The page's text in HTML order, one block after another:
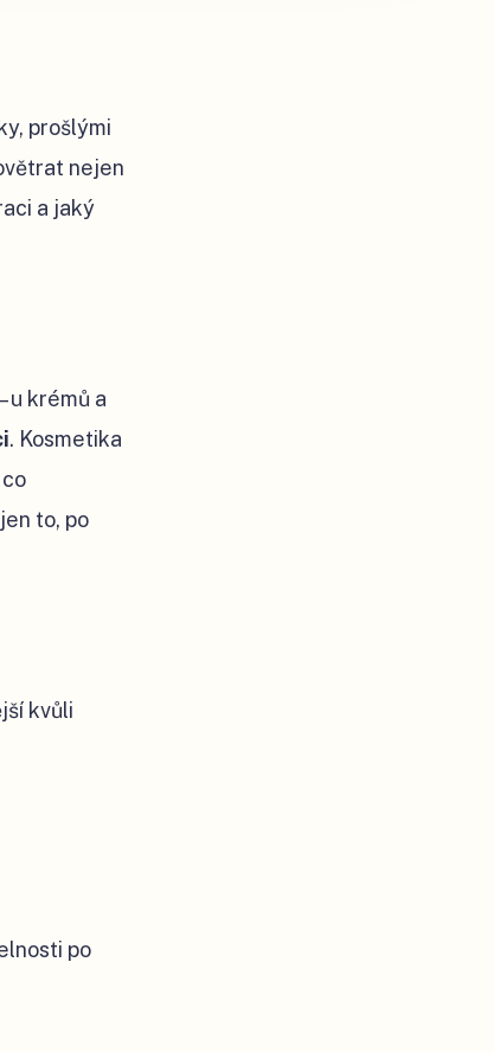
prošlými
nejen
a jaký
u krémů a
. Kosmetika
to, po
kvůli
po